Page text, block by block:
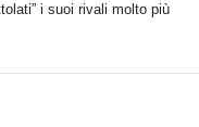
i suoi rivali molto più